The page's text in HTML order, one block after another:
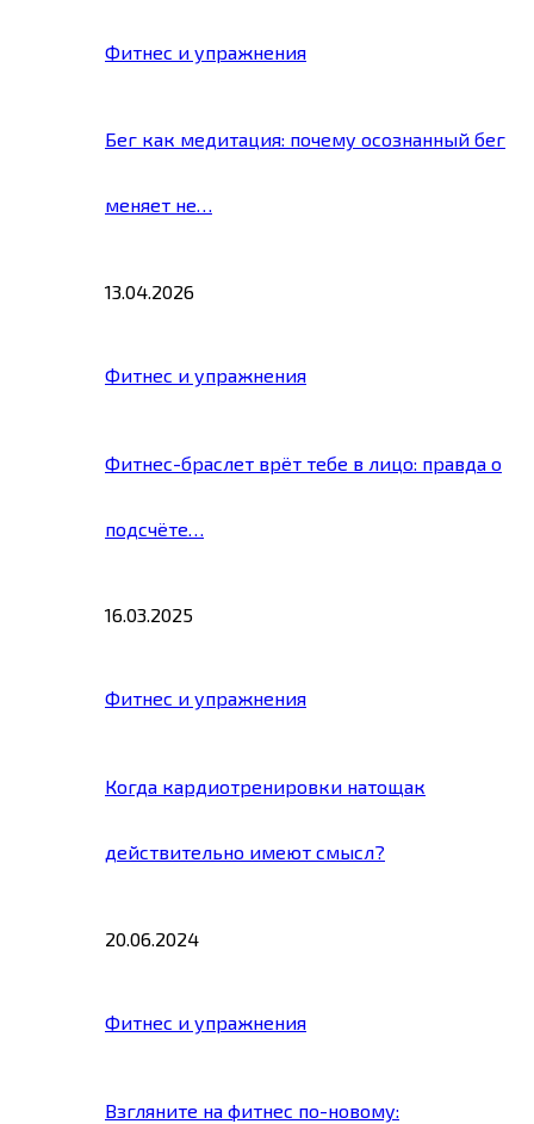
Фитнес и упражнения
Бег как медитация: почему осознанный бег
меняет не…
13.04.2026
Фитнес и упражнения
Фитнес-браслет врёт тебе в лицо: правда о
подсчёте…
16.03.2025
Фитнес и упражнения
Когда кардиотренировки натощак
действительно имеют смысл?
20.06.2024
Фитнес и упражнения
Взгляните на фитнес по-новому: